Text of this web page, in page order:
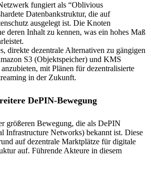
fungiert als “Oblivious
Datenbankstruktur, die auf
ausgelegt ist. Die Knoten
deren Inhalt zu kennen, was ein hohes Maß
direkte dezentrale Alternativen zu gängigen
S3 (Objektspeicher) und KMS
mit Plänen für dezentralisierte
in der Zukunft.
DePIN-Bewegung
größeren Bewegung, die als DePIN
Infrastructure Networks) bekannt ist. Diese
auf dezentrale Marktplätze für digitale
auf. Führende Akteure in diesem